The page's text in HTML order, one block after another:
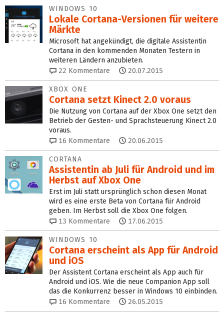
WINDOWS 10
Lokale Cortana-Versionen für weitere
Märkte
Microsoft hat angekündigt, die digitale Assistentin
Cortana in den kommenden Monaten Testern in
weiteren Ländern anzubieten.
22 Kommentare 20.07.2015
XBOX ONE
Cortana setzt Kinect 2.0 voraus
Die Nutzung von Cortana auf der Xbox One setzt den
Betrieb der Gesten- und Sprachsteuerung Kinect 2.0
voraus.
16 Kommentare 20.06.2015
CORTANA
Assistentin ab Juli für Android und im
Herbst auf Xbox One
Erst im Juli statt ursprünglich schon diesen Monat
wird es eine erste Beta von Cortana für Android
geben. Im Herbst soll die Xbox One folgen.
13 Kommentare 17.06.2015
WINDOWS 10
Cortana erscheint als App für Android
und iOS
Der Assistent Cortana erscheint als App auch für
Android und iOS. Wie die neue Companion App soll
das die Konkurrenz besser in Windows 10 einbinden.
16 Kommentare 26.05.2015